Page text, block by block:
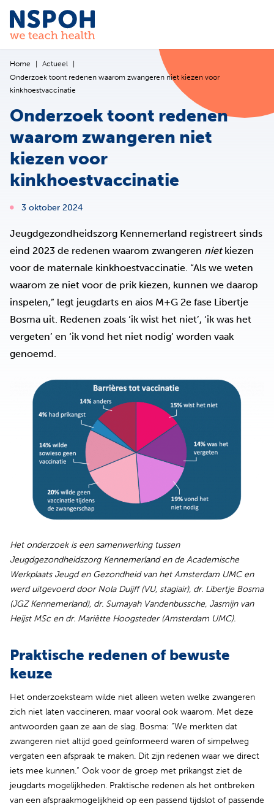
Ga naar de inhoud
Home
Actueel
Onderzoek toont redenen waarom zwangeren niet kiezen voor
kinkhoestvaccinatie
Onderzoek toont redenen
waarom zwangeren niet
kiezen voor
kinkhoestvaccinatie
3 oktober 2024
Jeugdgezondheidszorg Kennemerland registreert sinds
eind 2023 de redenen waarom zwangeren nietkiezen
voor de maternale kinkhoestvaccinatie. “Als we weten
waarom ze niet voor de prik kiezen, kunnen we daarop
inspelen,” legt jeugdarts en aios M+G 2e fase Libertje
Bosma uit. Redenen zoals ‘ik wist het niet’, ‘ik was het
vergeten’ en ‘ik vond het niet nodig’ worden vaak
genoemd.
Het onderzoek is een samenwerking tussen
Jeugdgezondheidszorg Kennemerland en de Academische
Werkplaats Jeugd en Gezondheid van het Amsterdam UMC en
werd uitgevoerd door Nola Duijff (VU, stagiair), dr. Libertje Bosma
(JGZ Kennemerland), dr. Sumayah Vandenbussche, Jasmijn van
Heijst MSc en dr. Mariëtte Hoogsteder (Amsterdam UMC).
Praktische redenen of bewuste
keuze
Het onderzoeksteam wilde niet alleen weten welke zwangeren
zich niet laten vaccineren, maar vooral ook waarom. Met deze
antwoorden gaan ze aan de slag. Bosma: “We merkten dat
zwangeren niet altijd goed geïnformeerd waren of simpelweg
vergaten een afspraak te maken. Dit zijn redenen waar we direct
iets mee kunnen.” Ook voor de groep met prikangst ziet de
jeugdarts mogelijkheden. Praktische redenen als het ontbreken
van een afspraakmogelijkheid op een passend tijdslot of passende